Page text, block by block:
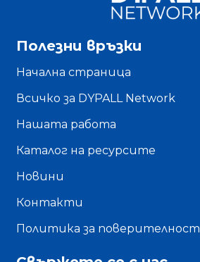
Полезни връзки
Начална страница
Всичко за DYPALL Network
Нашата работа
Каталог на ресурсите
Новини
Контакти
Политика за поверителност